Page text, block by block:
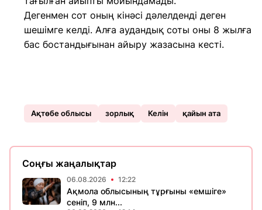
Дегенмен сот оның кінәсі дәлелденді деген
шешімге келді. Алға аудандық соты оны 8 жылға
бас бостандығынан айыру жазасына кесті.
Ақтөбе oблысы зорлық Келін қайын ата
Соңғы жаңалықтар
06.08.2026 12:22
Ақмола облысының тұрғыны «емшіге»
сеніп, 9 млн...